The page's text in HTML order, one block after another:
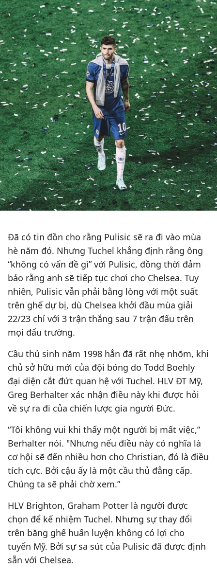
Đã có tin đồn cho rằng Pulisic sẽ ra đi vào mùa
hè năm đó. Nhưng Tuchel khẳng định rằng ông
“không có vấn đề gì” với Pulisic, đồng thời đảm
bảo rằng anh sẽ tiếp tục chơi cho Chelsea. Tuy
nhiên, Pulisic vẫn phải bằng lòng với một suất
trên ghế dự bị, dù Chelsea khởi đầu mùa giải
22/23 chỉ với 3 trận thắng sau 7 trận đấu trên
mọi đấu trường.
Cầu thủ sinh năm 1998 hẳn đã rất nhẹ nhõm, khi
chủ sở hữu mới của đội bóng do Todd Boehly
đại diện cắt đứt quan hệ với Tuchel. HLV ĐT Mỹ,
Greg Berhalter xác nhận điều này khi được hỏi
về sự ra đi của chiến lược gia người Đức.
“Tôi không vui khi thấy một người bị mất việc,”
Berhalter nói. "Nhưng nếu điều này có nghĩa là
cơ hội sẽ đến nhiều hơn cho Christian, đó là điều
tích cực. Bởi cậu ấy là một cầu thủ đẳng cấp.
Chúng ta sẽ phải chờ xem.”
HLV Brighton, Graham Potter là người được
chọn để kế nhiệm Tuchel. Nhưng sự thay đổi
trên băng ghế huấn luyện không có lợi cho
tuyển Mỹ. Bởi sự sa sút của Pulisic đã được định
sẵn với Chelsea.